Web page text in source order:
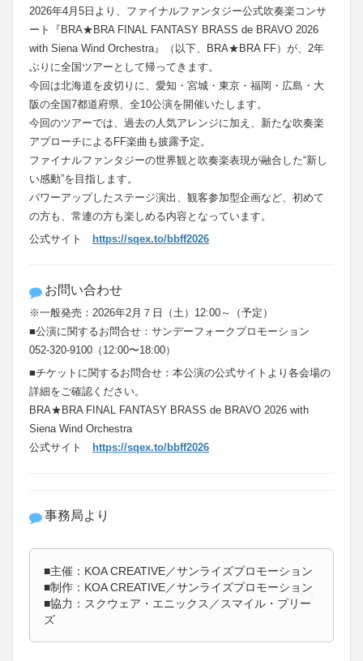
2026年4月5日より、ファイナルファンタジー公式吹奏楽コンサ
ート『BRA★BRA FINAL FANTASY BRASS de BRAVO 2026
with Siena Wind Orchestra』（以下、BRA★BRA FF）が、2年
ぶりに全国ツアーとして帰ってきます。
今回は北海道を皮切りに、愛知・宮城・東京・福岡・広島・大
阪の全国7都道府県、全10公演を開催いたします。
今回のツアーでは、過去の人気アレンジに加え、新たな吹奏楽
アプローチによるFF楽曲も披露予定。
ファイナルファンタジーの世界観と吹奏楽表現が融合した“新し
い感動”を目指します。
パワーアップしたステージ演出、観客参加型企画など、初めて
の方も、常連の方も楽しめる内容となっています。
公式サイト
https://sqex.to/bbff2026
お問い合わせ
※一般発売：2026年2月７日（土）12:00～（予定）
■公演に関するお問合せ： サンデーフォークプロモーション
052-320-9100（12:00〜18:00）
■チケットに関するお問合せ：本公演の公式サイトより各会場の
詳細をご確認ください。
BRA★BRA FINAL FANTASY BRASS de BRAVO 2026 with
Siena Wind Orchestra
公式サイト
https://sqex.to/bbff2026
事務局より
■主催：KOA CREATIVE／サンライズプロモーション
■制作：KOA CREATIVE／サンライズプロモーション
■協力：スクウェア・エニックス／スマイル・プリー
ズ